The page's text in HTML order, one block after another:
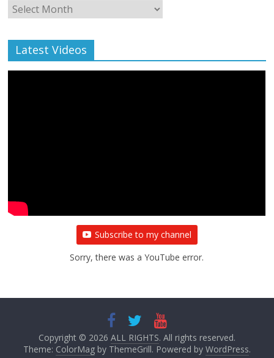
Monthly
Archive
Latest Videos
Subscribe to my channel
Sorry, there was a YouTube error.
Copyright © 2026 ALL RIGHTS. All rights reserved.
Theme: ColorMagby ThemeGrill. Powered by WordPress.